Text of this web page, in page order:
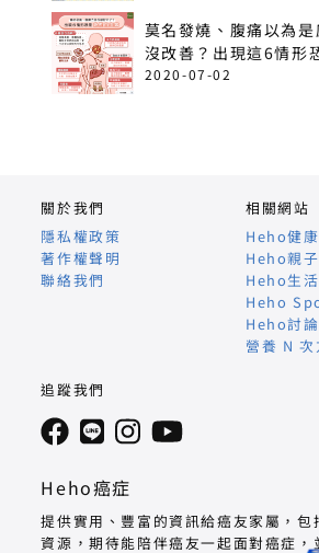
莫名發燒、腹痛以為
沒改善？出現這6情形
病！
2020-07-02
Heho癌症
提供實用、豐富的資訊給癌友家屬，包
資源，期待能陪伴癌友一起面對癌症，
關於我們
隱私權政策
著作權聲明
聯絡我們
相關網站
Heho健康
Heho親子
Heho生活
Heho
Heho討
營養 N 次
追蹤我們